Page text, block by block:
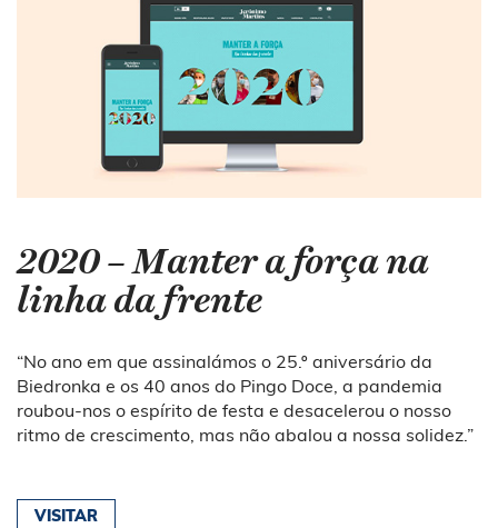
2020 – Manter a força na
linha da frente
“No ano em que assinalámos o 25.º aniversário da
Biedronka e os 40 anos do Pingo Doce, a pandemia
roubou-nos o espírito de festa e desacelerou o nosso
ritmo de crescimento, mas não abalou a nossa solidez.”
VISITAR